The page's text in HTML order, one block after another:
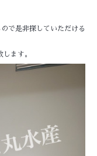
で是非探していただける
ます。